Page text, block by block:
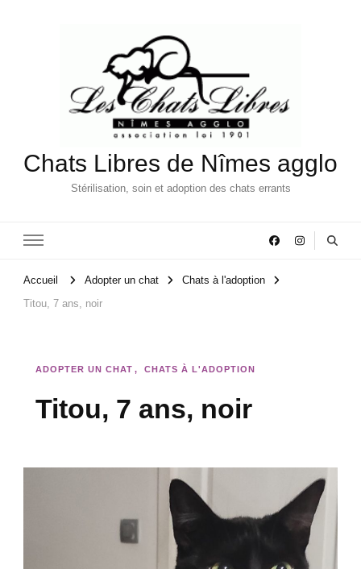
Chats Libres de Nîmes agglo
Stérilisation, soin et adoption des chats errants
Accueil Adopter un chat
Chats à l'adoption
Titou, 7 ans, noir
ADOPTER UN CHAT CHATS À L'ADOPTION
Titou, 7 ans, noir